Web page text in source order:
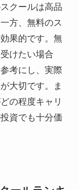
クールは高品
方、無料のス
果的です。無
けたい場合
考にし、実際
大切です。ま
の程度キャリ
資でも十分価